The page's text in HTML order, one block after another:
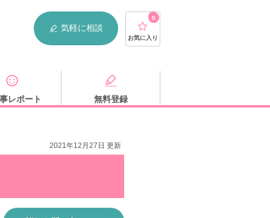
気軽に相談
0
お気に入り
レポート 無料登録
2021年12月27日 更新